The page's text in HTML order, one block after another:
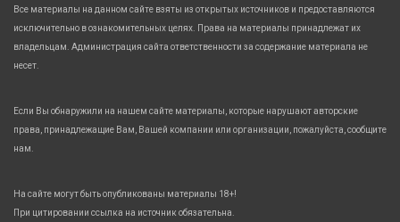
Все материалы на данном сайте взяты из открытых источников и предоставляются
исключительно в ознакомительных целях. Права на материалы принадлежат их
владельцам. Администрация сайта ответственности за содержание материала не
несет.
Если Вы обнаружили на нашем сайте материалы, которые нарушают авторские
права, принадлежащие Вам, Вашей компании или организации, пожалуйста, сообщите
нам.
На сайте могут быть опубликованы материалы 18+!
При цитировании ссылка на источник обязательна.